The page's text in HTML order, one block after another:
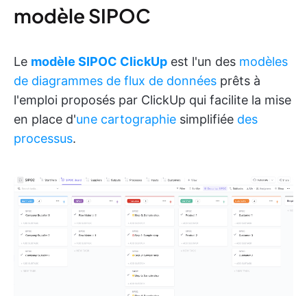
modèle SIPOC
Le modèle SIPOC ClickUp est l'un des modèles
de diagrammes de flux de données prêts à
l'emploi proposés par ClickUp qui facilite la mise
en place d'une cartographie simplifiée des
processus.